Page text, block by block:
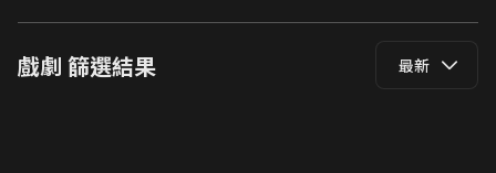
戲劇 篩選結果 最新